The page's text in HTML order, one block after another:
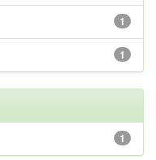
1
1
1